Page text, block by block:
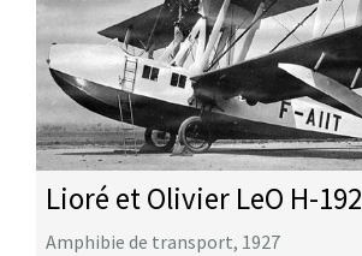
Lioré et Olivier LeO H-192
Amphibie de transport, 1927